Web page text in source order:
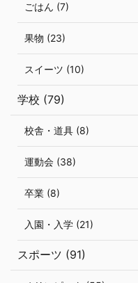
ごはん (7)
果物 (23)
スイーツ (10)
学校 (79)
校舎・道具 (8)
運動会 (38)
卒業 (8)
入園・入学 (21)
スポーツ (91)